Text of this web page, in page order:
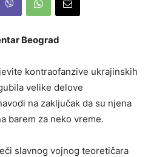
Beograd
kontraofanzive ukrajinskih
velike delove
na zaključak da su njena
barem za neko vreme.
slavnog vojnog teoretičara